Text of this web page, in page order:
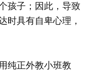
孩子；因此，导致
时具有自卑心理，
正外教小班教